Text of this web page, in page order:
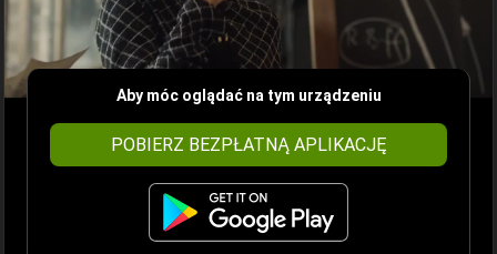
Aby móc oglądać na tym urządzeniu
POBIERZ BEZPŁATNĄ APLIKACJĘ